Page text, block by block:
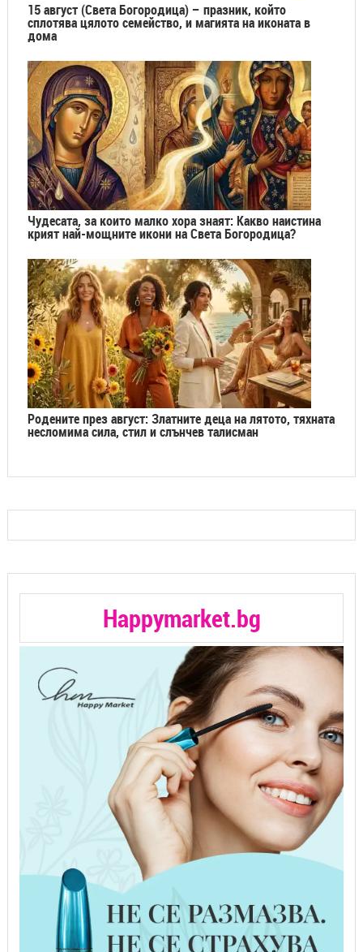
15 август (Света Богородица) – празник, който
сплотява цялото семейство, и магията на иконата в
дома
Чудесата, за които малко хора знаят: Какво наистина
крият най-мощните икони на Света Богородица?
Родените през август: Златните деца на лятото, тяхната
несломима сила, стил и слънчев талисман
Happymarket.bg